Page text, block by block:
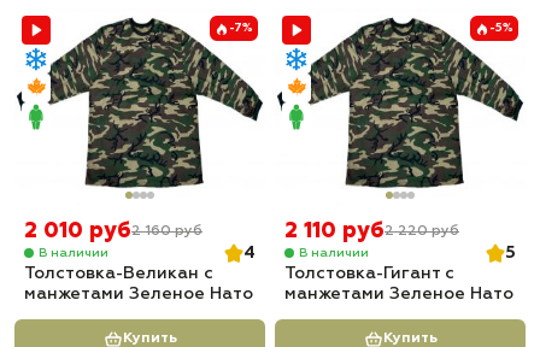
-7%
2 010 руб2 160 руб
В наличии
4
Толстовка-Великан с
манжетами Зеленое Нато
Купить
-5%
2 110 руб2 220 руб
В наличии
5
Толстовка-Гигант с
манжетами Зеленое Нато
Купить